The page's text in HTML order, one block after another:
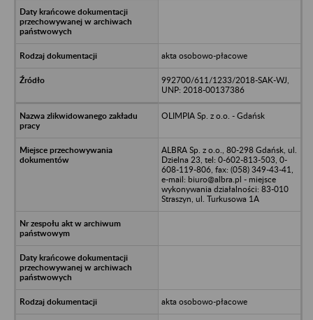
akta osobowo-płacowe
992700/611/1233/2018-SAK-WJ,
UNP: 2018-00137386
OLIMPIA Sp. z o.o. - Gdańsk
ALBRA Sp. z o.o., 80-298 Gdańsk, ul.
Dzielna 23, tel: 0-602-813-503, 0-
608-119-806, fax: (058) 349-43-41,
e-mail: biuro@albra.pl - miejsce
wykonywania działalności: 83-010
Straszyn, ul. Turkusowa 1A
akta osobowo-płacowe